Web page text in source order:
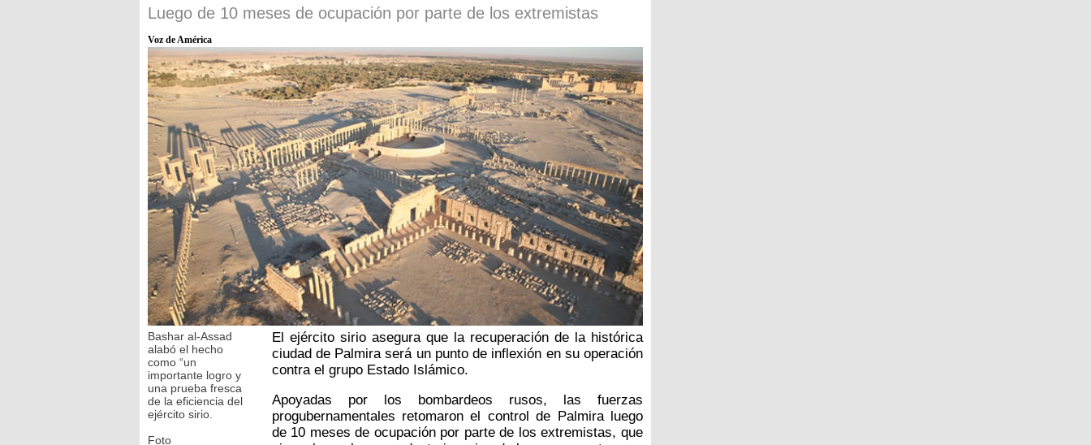
Luego de 10 meses de ocupación por parte de los extremistas
Voz de América
Bashar al-Assad
alabó el hecho
como “un
importante logro y
una prueba fresca
de la eficiencia del
ejército sirio.
Foto
El ejército sirio asegura que la recuperación de la histórica
ciudad de Palmira será un punto de inflexión en su operación
contra el grupo Estado Islámico.
Apoyadas por los bombardeos rusos, las fuerzas
progubernamentales retomaron el control de Palmira luego
de 10 meses de ocupación por parte de los extremistas, que